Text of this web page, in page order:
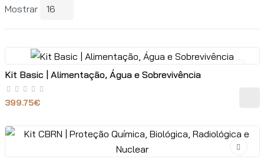
Mostrar
Kit Basic | Alimentação, Água e Sobrevivência
399.75€